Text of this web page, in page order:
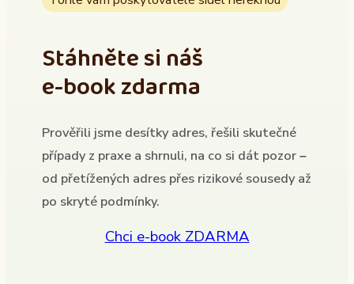
Stáhněte si náš
e-book zdarma
Prověřili jsme desítky adres, řešili skutečné
případy z praxe a shrnuli, na co si dát pozor –
od přetížených adres přes rizikové sousedy až
po skryté podmínky.
Chci e-book ZDARMA